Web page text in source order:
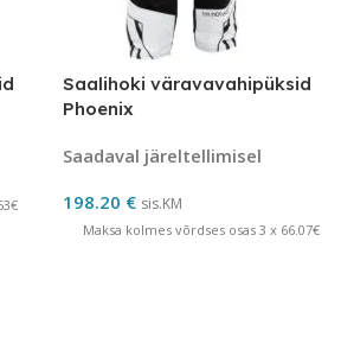
Saalihoki väravavahipüksid
Phoenix
Saadaval järeltellimisel
198.20 € sis.KM
Maksa kolmes võrdses osas 3 x 66.07€